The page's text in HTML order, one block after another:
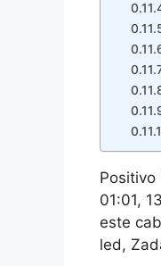
01:01,
este
led,